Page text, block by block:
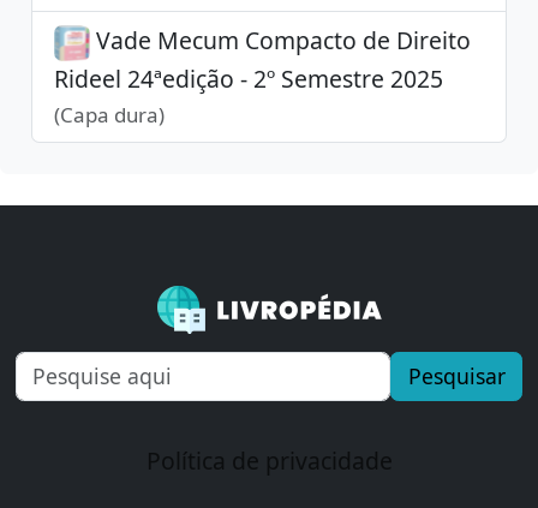
Vade Mecum Compacto de Direito
Rideel 24ªedição - 2º Semestre 2025
(Capa dura)
Pesquisar
Política de privacidade